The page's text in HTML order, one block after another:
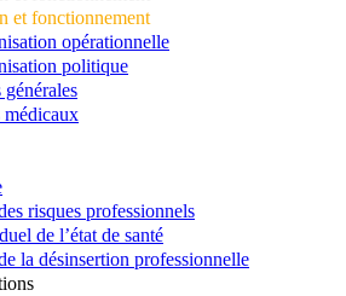
et fonctionnement
opérationnelle
politique
générales
médicaux
risques professionnels
de l’état de santé
la désinsertion professionnelle